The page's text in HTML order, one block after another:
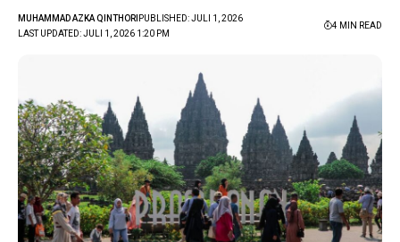
LAST UPDATED: JULI 1, 2026 1:20 PM
MUHAMMAD AZKA QINTHORI PUBLISHED: JULI 1, 2026
4 MIN READ